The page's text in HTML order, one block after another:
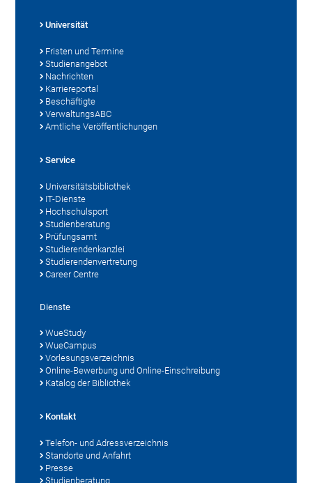
Universität
Fristen und Termine
Studienangebot
Nachrichten
Karriereportal
Beschäftigte
VerwaltungsABC
Amtliche Veröffentlichungen
Service
Universitätsbibliothek
IT-Dienste
Hochschulsport
Studienberatung
Prüfungsamt
Studierendenkanzlei
Studierendenvertretung
Career Centre
Dienste
WueStudy
WueCampus
Vorlesungsverzeichnis
Online-Bewerbung und Online-Einschreibung
Katalog der Bibliothek
Kontakt
Telefon- und Adressverzeichnis
Standorte und Anfahrt
Presse
Studienberatung